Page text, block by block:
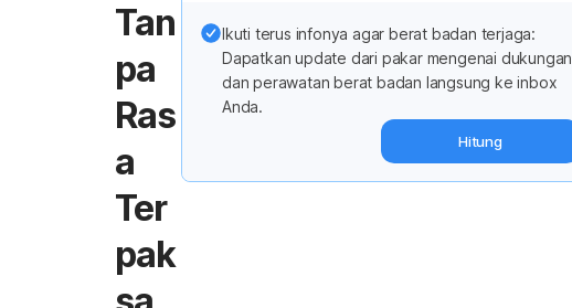
Tan
pa
Ras
a
Ter
pak
Ikuti terus infonya agar berat badan terjaga:
Dapatkan update dari pakar mengenai dukungan
dan perawatan berat badan langsung ke inbox
Anda.
Hitung